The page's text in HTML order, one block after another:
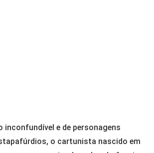
inconfundível e de personagens
o cartunista nascido em